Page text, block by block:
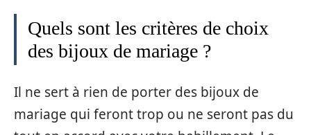
Quels sont les critères de choix
des bijoux de mariage ?
Il ne sert à rien de porter des bijoux de
mariage qui feront trop ou ne seront pas du